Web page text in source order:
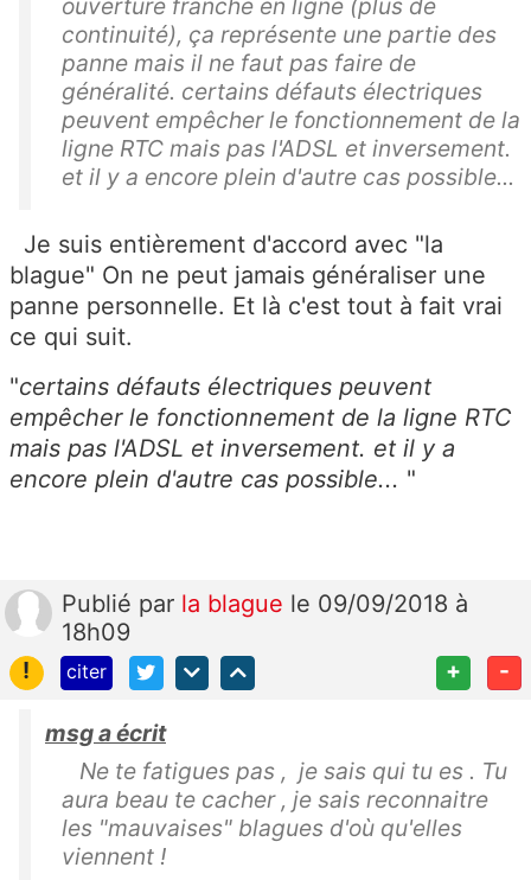
ouverture franche en ligne (plus de
continuité), ça représente une partie des
panne mais il ne faut pas faire de
généralité. certains défauts électriques
peuvent empêcher le fonctionnement de la
ligne RTC mais pas l'ADSL et inversement.
et il y a encore plein d'autre cas possible...
Je suis entièrement d'accord avec "la
blague" On ne peut jamais généraliser une
panne personnelle. Et là c'est tout à fait vrai
ce qui suit.
"certains défauts électriques peuvent
empêcher le fonctionnement de la ligne RTC
mais pas l'ADSL et inversement. et il y a
encore plein d'autre cas possible... "
Publié par la blague le 09/09/2018 à
18h09
!
citer + -
msg a écrit
Ne te fatigues pas , je sais qui tu es . Tu
aura beau te cacher , je sais reconnaitre
les "mauvaises" blagues d'où qu'elles
viennent !